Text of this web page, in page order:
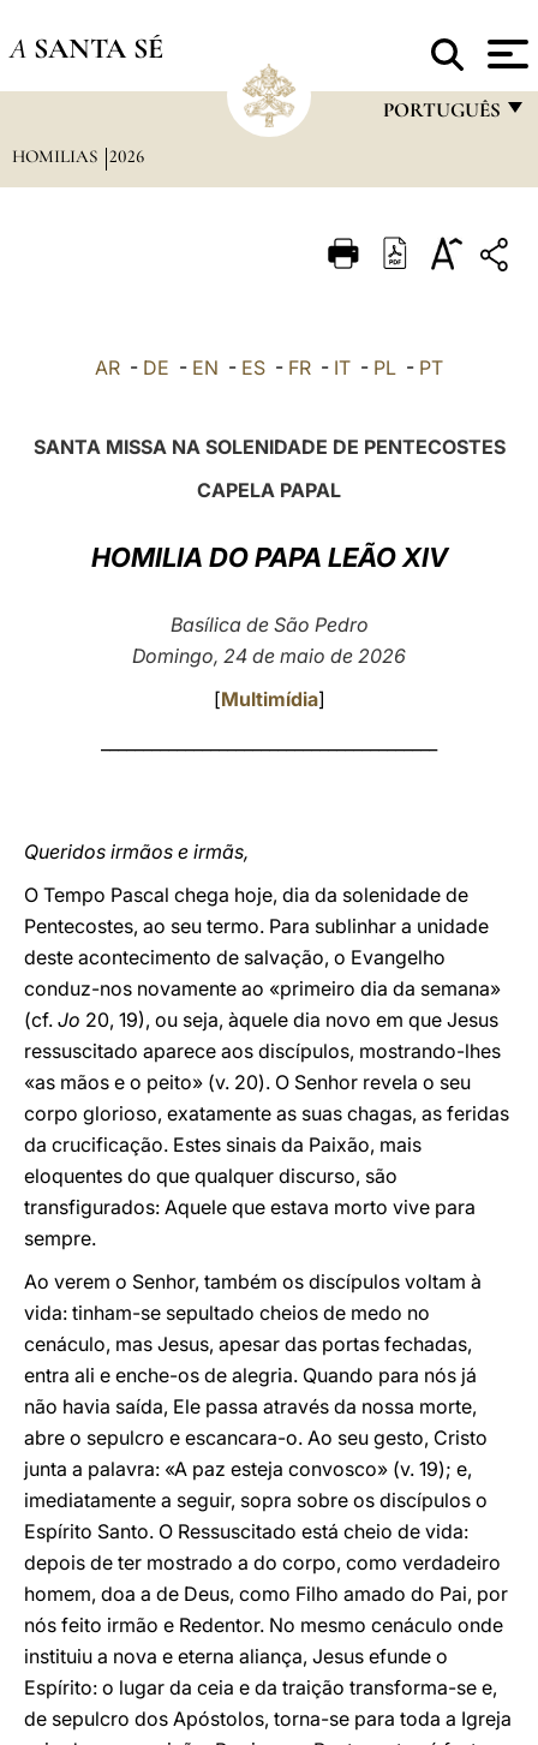
A SANTA SÉ
PORTUGUÊS
ITALIANO
POLSKI
HOMILIAS 2026
AR - DE - EN - ES - FR - IT - PL - PT
SANTA MISSA NA SOLENIDADE DE PENTECOSTES
CAPELA PAPAL
HOMILIA DO PAPA LEÃO XIV
Basílica de São Pedro
Domingo, 24 de maio de 2026
[Multimídia]
Queridos irmãos e irmãs,
O Tempo Pascal chega hoje, dia da solenidade de
Pentecostes, ao seu termo. Para sublinhar a unidade
deste acontecimento de salvação, o Evangelho
conduz-nos novamente ao «primeiro dia da semana»
(cf. Jo 20, 19), ou seja, àquele dia novo em que Jesus
ressuscitado aparece aos discípulos, mostrando-lhes
«as mãos e o peito» (v. 20). O Senhor revela o seu
corpo glorioso, exatamente as suas chagas, as feridas
da crucificação. Estes sinais da Paixão, mais
eloquentes do que qualquer discurso, são
transfigurados: Aquele que estava morto vive para
sempre.
Ao verem o Senhor, também os discípulos voltam à
vida: tinham-se sepultado cheios de medo no
cenáculo, mas Jesus, apesar das portas fechadas,
entra ali e enche-os de alegria. Quando para nós já
não havia saída, Ele passa através da nossa morte,
abre o sepulcro e escancara-o. Ao seu gesto, Cristo
junta a palavra: «A paz esteja convosco» (v. 19); e,
imediatamente a seguir, sopra sobre os discípulos o
Espírito Santo. O Ressuscitado está cheio de vida:
depois de ter mostrado a do corpo, como verdadeiro
homem, doa a de Deus, como Filho amado do Pai, por
nós feito irmão e Redentor. No mesmo cenáculo onde
instituiu a nova e eterna aliança, Jesus efunde o
Espírito: o lugar da ceia e da traição transforma-se e,
de sepulcro dos Apóstolos, torna-se para toda a Igreja